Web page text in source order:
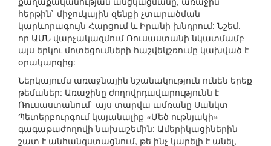
հերթին` միջուկային զենքի չտարածման
կարևորագույն Հարցում և Իրանի խնդրում: Նշեմ,
որ ԱՄՆ վարչակազմում Ռուսաստանի նկատմամբ
այս երկու մոտեցումների հաշվեկշռումը կախված է
օրակարգից:
Ներկայումս առաջնային նշանակություն ունեն երեք
թեմաներ: Առաջինը ժողովրդավարությունն է
Ռուսաստանում` այս տարվա ամռանը Սանկտ
Պետերբուրգում կայանալիք «Մեծ ութնյակի»
գագաթաժողովի նախաշեմին: Ամերիկացիներին
շատ է անհանգստացնում, թե ինչ կարելի է անել,